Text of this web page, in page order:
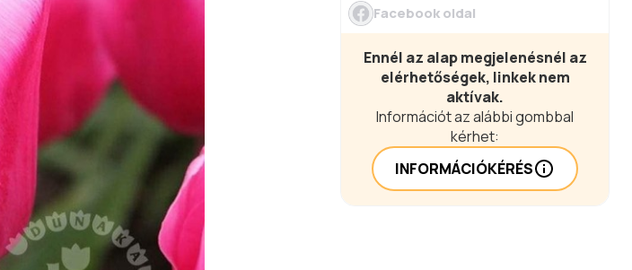
Facebook oldal
Ennél az alap megjelenésnél az
elérhetőségek, linkek nem
aktívak.
Információt az alábbi gombbal
kérhet:
INFORMÁCIÓKÉRÉS